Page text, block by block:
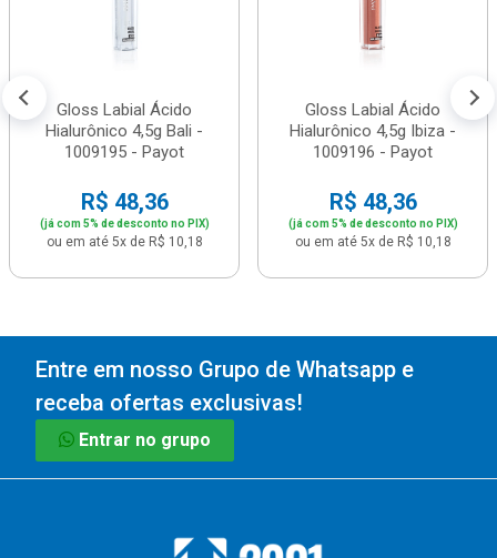
Gloss Labial Ácido
Hialurônico 4,5g Bali -
1009195 - Payot
R$ 48,36
(já com 5% de desconto no PIX)
ou em até 5x de R$ 10,18
Gloss Labial Ácido
Hialurônico 4,5g Ibiza -
1009196 - Payot
R$ 48,36
(já com 5% de desconto no PIX)
ou em até 5x de R$ 10,18
Entre em nosso Grupo de Whatsapp e
receba ofertas exclusivas!
Entrar no grupo